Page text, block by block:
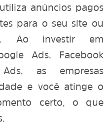
anúncios pagos
para o seu site ou
Ao investir em
Ads, Facebook
as empresas
e você atinge o
certo, o que